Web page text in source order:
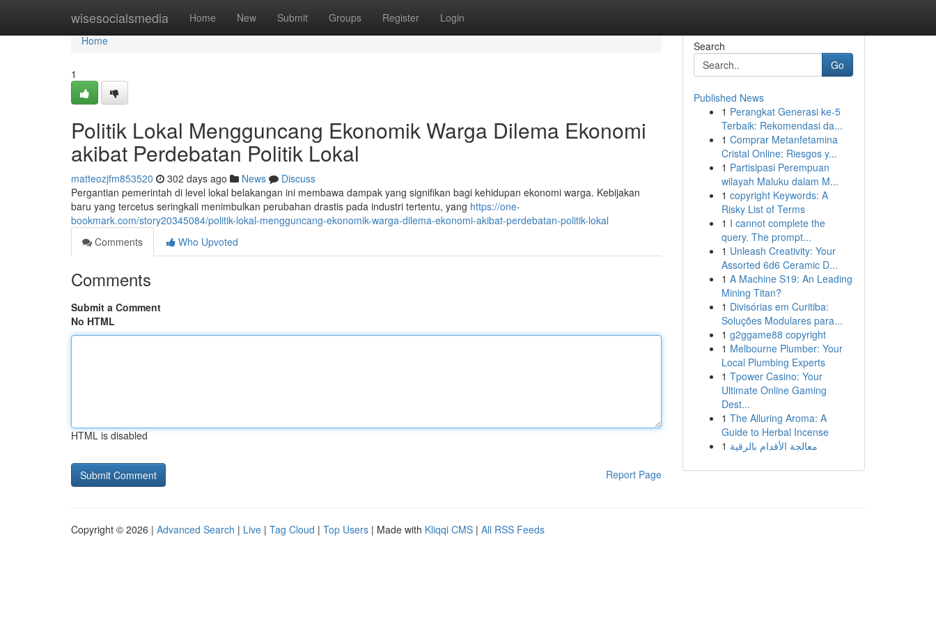
wisesocialsmedia Home New Submit Groups Register Login
Home
Home
1
Politik Lokal Mengguncang Ekonomik Warga Dilema Ekonomi
akibat Perdebatan Politik Lokal
matteozjfm853520 302 days ago News
Discuss
Pergantian pemerintah di level lokal belakangan ini membawa dampak yang signifikan bagi kehidupan ekonomi warga. Kebijakan
baru yang tercetus seringkali menimbulkan perubahan drastis pada industri tertentu, yang https://one-
bookmark.com/story20345084/politik-lokal-mengguncang-ekonomik-warga-dilema-ekonomi-akibat-perdebatan-politik-lokal
Comments
Who Upvoted
Comments
Submit a Comment
No HTML
HTML is disabled
Report Page
Search
Go
Published News
1 Perangkat Generasi ke-5
Terbaik: Rekomendasi da...
1 Comprar Metanfetamina
Cristal Online: Riesgos y...
1 Partisipasi Perempuan
wilayah Maluku dalam M...
1 copyright Keywords: A
Risky List of Terms
1 I cannot complete the
query. The prompt...
1 Unleash Creativity: Your
Assorted 6d6 Ceramic D...
1 A Machine S19: An Leading
Mining Titan?
1 Divisórias em Curitiba:
Soluções Modulares para...
1 g2ggame88 copyright
1 Melbourne Plumber: Your
Local Plumbing Experts
1 Tpower Casino: Your
Ultimate Online Gaming
Dest...
1 The Alluring Aroma: A
Guide to Herbal Incense
1 معالجة الأقدام بالرقية
Copyright © 2026 | Advanced Search | Live | Tag Cloud | Top Users | Made with Kliqqi CMS | All RSS Feeds